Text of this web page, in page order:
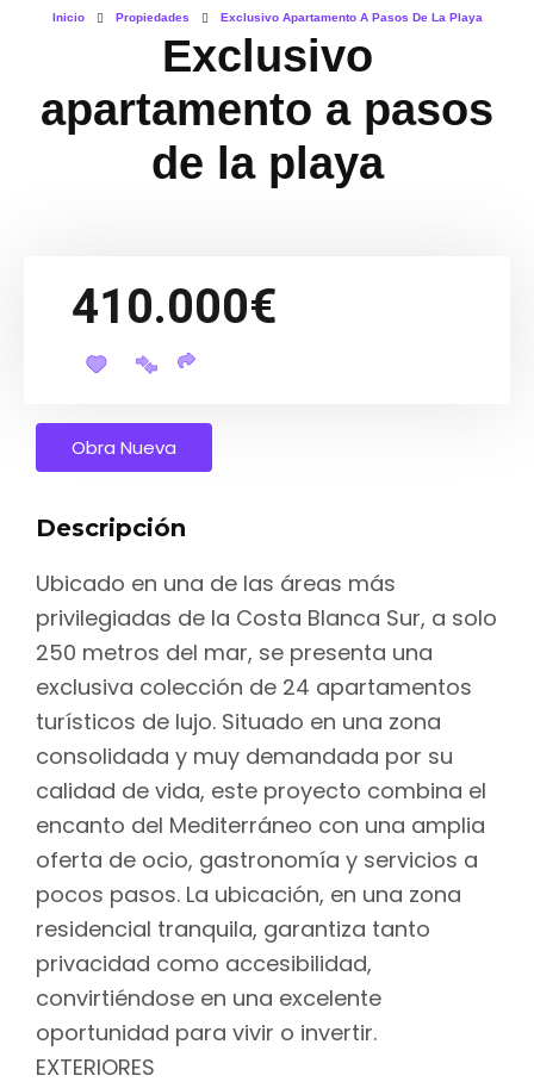
Inicio Propiedades Exclusivo Apartamento A Pasos De La Playa
Exclusivo
apartamento a pasos
de la playa
410.000€
Obra Nueva
Descripción
Ubicado en una de las áreas más
privilegiadas de la Costa Blanca Sur, a solo
250 metros del mar, se presenta una
exclusiva colección de 24 apartamentos
turísticos de lujo. Situado en una zona
consolidada y muy demandada por su
calidad de vida, este proyecto combina el
encanto del Mediterráneo con una amplia
oferta de ocio, gastronomía y servicios a
pocos pasos. La ubicación, en una zona
residencial tranquila, garantiza tanto
privacidad como accesibilidad,
convirtiéndose en una excelente
oportunidad para vivir o invertir.
EXTERIORES